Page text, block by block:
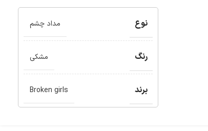
نوع مداد چشم
رنگ مشکی
برند Broken girls